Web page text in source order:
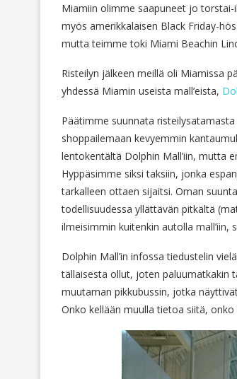
Miamiin olimme saapuneet jo torstai-
myös amerikkalaisen Black Friday-
mutta teimme toki Miami Beachin
Risteilyn jälkeen meillä oli Miamissa
yhdessä Miamin useista mall’eista,
Päätimme suunnata
shoppailemaan kevyemmin
lentokentältä Dolphin Mall’iin, mutta
Hyppäsimme siksi taksiin, jonka
tarkalleen ottaen sijaitsi. Oman
todellisuudessa yllättävän pitkältä
ilmeisimmin kuitenkin autolla mall’iin,
Dolphin Mall’in infossa tiedustelin
tällaisesta ollut, joten paluumatkakin
muutaman pikkubussin, jotka
Onko kellään muulla tietoa siitä,